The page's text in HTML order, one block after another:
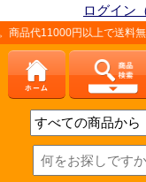
ログイン
上で送料無料（一部を除